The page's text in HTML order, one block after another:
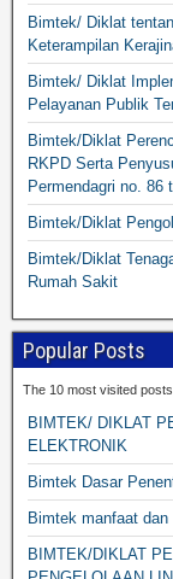
Bimtek/ Diklat
Keterampilan
Bimtek/ Diklat
Pelayanan Publik
Bimtek/Diklat
RKPD Serta
Permendagri no. 86
Bimtek/Diklat
Bimtek/Diklat
Rumah Sakit
Popular Posts
The 10 most visited
BIMTEK/ DIKLAT
ELEKTRONIK
Bimtek Dasar
Bimtek manfaat
BIMTEK/DIKLAT